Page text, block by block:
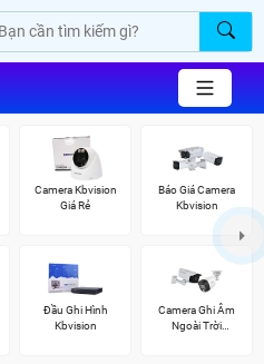
Camera Kbvision
Giá Rẻ
Báo Giá Camera
Kbvision
Đầu Ghi Hình
Kbvision
Camera Ghi Âm
Ngoài Trời